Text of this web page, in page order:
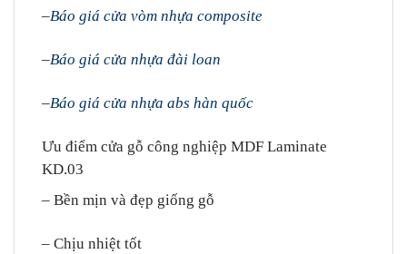
–Báo giá cửa vòm nhựa composite
–Báo giá cửa nhựa đài loan
–Báo giá cửa nhựa abs hàn quốc
Ưu điểm cửa gỗ công nghiệp MDF Laminate
KD.03
– Bền mịn và đẹp giống gỗ
– Chịu nhiệt tốt